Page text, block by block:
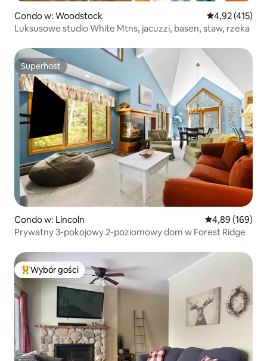
Condo w: Woodstock Średnia
4,92 (415)
Luksusowe studio White Mtns, jacuzzi, basen, staw, rzeka
Superhost
Superhost
Condo w: Lincoln Średnia
4,89 (169)
Prywatny 3-pokojowy 2-poziomowy dom w Forest Ridge
Najpopularniejsze z kategorii Wybór gości
Wybór gości